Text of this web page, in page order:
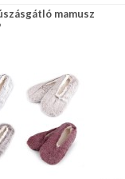
mamusz